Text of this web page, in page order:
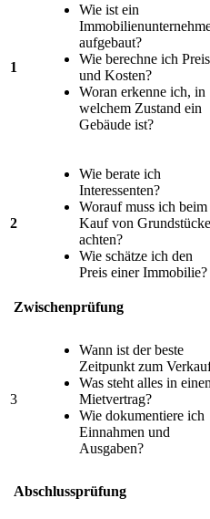
1
Wie ist ein
aufgebaut?
Wie berechne ich
und Kosten?
Woran erkenne ich, in
welchem Zustand ein
Gebäude ist?
2
Wie berate ich
Interessenten?
Worauf muss ich beim
Kauf von
achten?
Wie schätze ich den
Preis einer Immobilie?
Zwischenprüfung
3
Wann ist der beste
Zeitpunkt zum
Was steht alles in
Mietvertrag?
Wie dokumentiere ich
Einnahmen und
Ausgaben?
Abschlussprüfung